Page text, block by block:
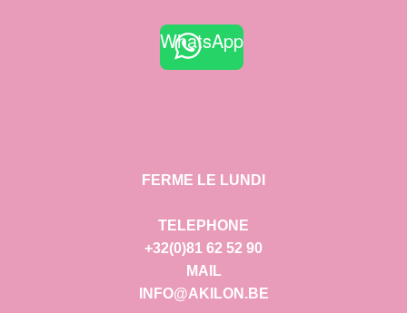
WhatsApp
FERME LE LUNDI
TELEPHONE
+32(0)81 62 52 90
MAIL
INFO@AKILON.BE